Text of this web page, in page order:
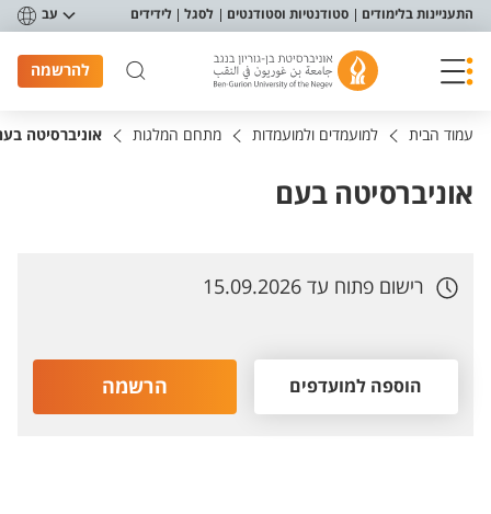
תפריט נגישות
התעניינות בלימודים סטודנטיות וסטודנטים לסגל לידידים עב
להרשמה
עמוד הבית למועמדים ולמועמדות מתחם המלגות אוניברסיטה
אוניברסיטה בעם
רישום פתוח עד 15.09.2026
הוספה למועדפים הרשמה